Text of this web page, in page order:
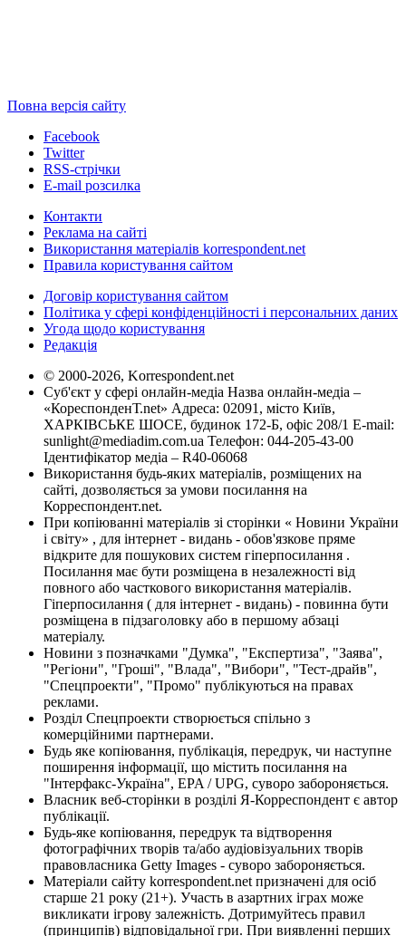
Повна версія сайту
Facebook
Twitter
RSS-стрічки
E-mail розсилка
Контакти
Реклама на сайті
Використання матеріалів korrespondent.net
Правила користування сайтом
Договір користування сайтом
Політика у сфері конфіденційності і персональних даних
Угода щодо користування
Редакція
© 2000-2026, Korrespondent.net
Суб'єкт у сфері онлайн-медіа Назва онлайн-медіа –
«КореспонденТ.net» Адреса: 02091, місто Київ,
ХАРКІВСЬКЕ ШОСЕ, будинок 172-Б, офіс 208/1 E-mail:
sunlight@mediadim.com.ua Телефон: 044-205-43-00
Ідентифікатор медіа – R40-06068
Використання будь-яких матеріалів, розміщених на
сайті, дозволяється за умови посилання на
Корреспондент.net.
При копіюванні матеріалів зі сторінки « Новини України
і світу» , для інтернет - видань - обов'язкове пряме
відкрите для пошукових систем гіперпосилання .
Посилання має бути розміщена в незалежності від
повного або часткового використання матеріалів.
Гіперпосилання ( для інтернет - видань) - повинна бути
розміщена в підзаголовку або в першому абзаці
матеріалу.
Новини з позначками "Думка", "Експертиза", "Заява",
"Регіони", "Гроші", "Влада", "Вибори", "Тест-драйв",
"Спецпроекти", "Промо" публікуються на правах
реклами.
Розділ Спецпроекти створюється спільно з
комерційними партнерами.
Будь яке копіювання, публікація, передрук, чи наступне
поширення інформації, що містить посилання на
"Інтерфакс-Україна", EPA / UPG, суворо забороняється.
Власник веб-сторінки в розділі Я-Корреспондент є автор
публікації.
Будь-яке копіювання, передрук та відтворення
фотографічних творів та/або аудіовізуальних творів
правовласника Getty Images - суворо забороняється.
Матеріали сайту korrespondent.net призначені для осіб
старше 21 року (21+). Участь в азартних іграх може
викликати ігрову залежність. Дотримуйтесь правил
(принципів) відповідальної гри. При виявленні перших